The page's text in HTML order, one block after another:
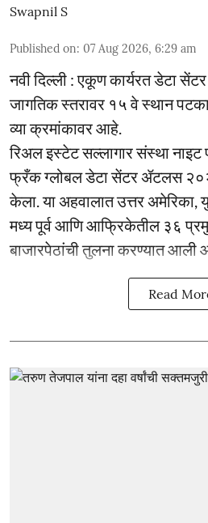
Swapnil S
Published on: 07 Aug 2026, 6:29 am
नवी दिल्ली : एकूण कार्यरत डेटा
जागतिक स्तरावर १५ वे स्थान
व्या क्रमांकावर आहे.
रिअल इस्टेट सल्लागार संस्था नाइट
फ्रँक ग्लोबल डेटा सेंटर ॲटलस
केला. या अहवालात उत्तर
मध्य पूर्व आणि आफ्रिकेतील ३६
बाजारपेठांची तुलना करण्यात आली
Read